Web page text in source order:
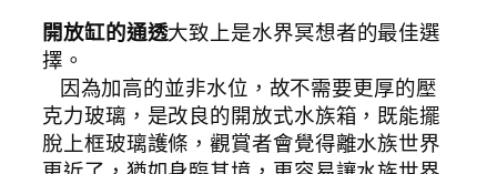
開放缸的通透大致上是水界冥想者的最佳選
擇。
因為加高的並非水位，故不需要更厚的壓
克力玻璃，是改良的開放式水族箱，既能擺
脫上框玻璃護條，觀賞者會覺得離水族世界